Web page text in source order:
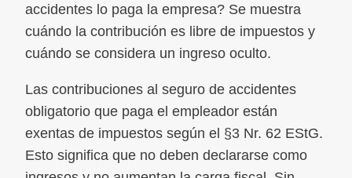
accidentes lo paga la empresa? Se muestra
cuándo la contribución es libre de impuestos y
cuándo se considera un ingreso oculto.
Las contribuciones al seguro de accidentes
obligatorio que paga el empleador están
exentas de impuestos según el §3 Nr. 62 EStG.
Esto significa que no deben declararse como